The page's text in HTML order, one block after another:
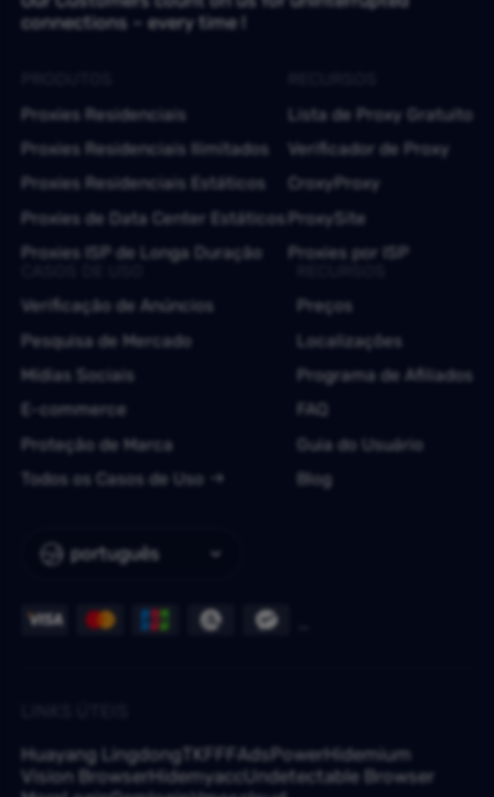
connections – every time !
português
Proxies Residenciais
Proxies Residenciais Ilimitados
Proxies Residenciais Estáticos
Proxies de Data Center Estáticos
Proxies ISP de Longa Duração
Lista de Proxy Gratuito
Verificador de Proxy
CroxyProxy
ProxySite
Proxies por ISP
Verificação de Anúncios
Pesquisa de Mercado
Mídias Sociais
E-commerce
Proteção de Marca
Todos os Casos de Uso
Preços
Localizações
Programa de Afiliados
FAQ
Guia do Usuário
Blog
Huayang Lingdong TKFFF AdsPowerHidemium
Vision BrowserHidemyaccUndetectable Browser